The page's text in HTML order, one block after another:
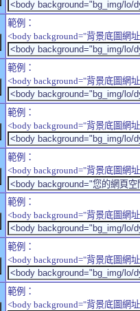
範例：
<body background="背景底圖網
範例：
<body background="背景底圖網
範例：
<body background="背景底圖網
範例：
<body background="背景底圖網
範例：
<body background="背景底圖網
範例：
<body background="背景底圖網
範例：
<body background="背景底圖網